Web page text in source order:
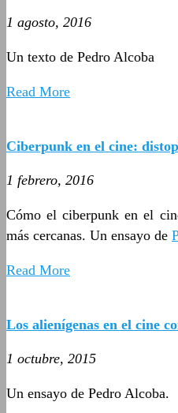
1 agosto, 2016
Un texto de Pedro Alcoba
Read More
Ciberpunk en el cine:
1 febrero, 2016
Cómo el ciberpunk en el
más cercanas. Un ensayo de
Read More
Los alienígenas en el cine
1 octubre, 2015
Un ensayo de Pedro Alcoba.